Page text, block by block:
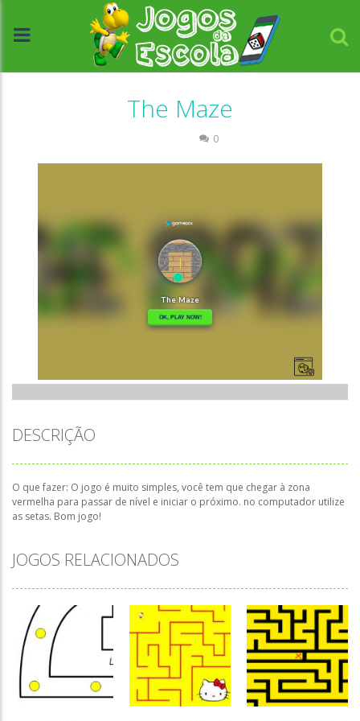
The Maze
0
DESCRIÇÃO
O que fazer: O jogo é muito simples, você tem que chegar à zona
vermelha para passar de nível e iniciar o próximo. no computador utilize
as setas. Bom jogo!
JOGOS RELACIONADOS